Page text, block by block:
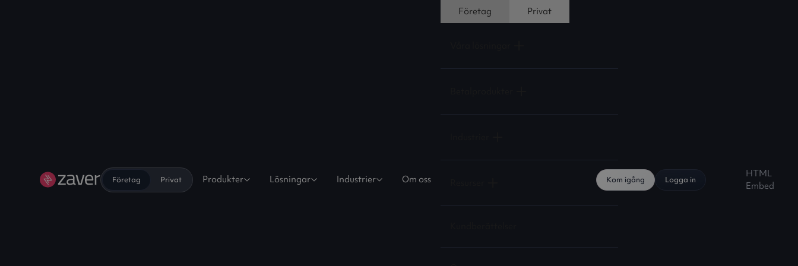
Företag Privat Produkter Lösningar Industrier Om oss
Företag Privat
Kom igång Logga in
HTML
Embed